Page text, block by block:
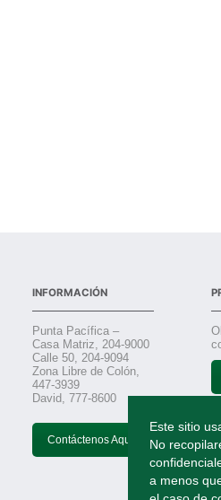
Este sitio
No
a menos
INFORMACIÓN
Punta Pacífica –
Casa Matriz, 204-9000
Calle 50, 204-9094
Zona Libre de Colón,
447-3939
David, 777-8600
Contáctenos Aquí